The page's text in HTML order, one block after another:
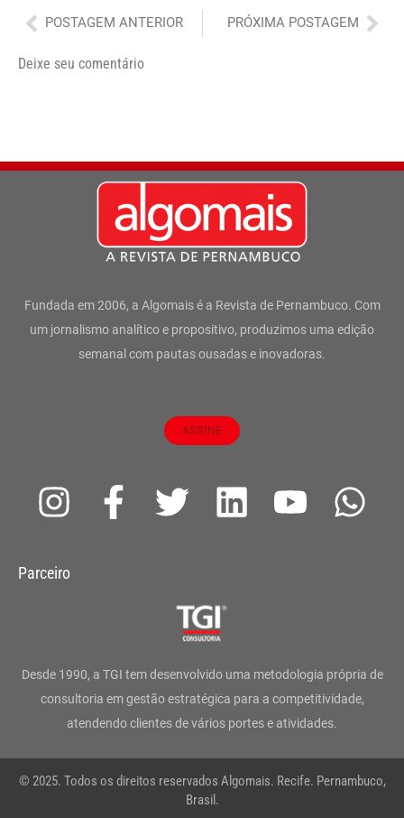
Anterior
POSTAGEM ANTERIOR PRÓXIMA POSTAGEM
Deixe seu comentário
Fundada em 2006, a Algomais é a Revista de Pernambuco. Com
um jornalismo analítico e propositivo, produzimos uma edição
semanal com pautas ousadas e inovadoras.
ASSINE
I
s
g
r
a
m
F
a
o
o
k
-
T
t
e
r
L
d
i
n
Y
b
e
W
a
p
Parceiro
Desde 1990, a TGI tem desenvolvido uma metodologia própria de
consultoria em gestão estratégica para a competitividade,
atendendo clientes de vários portes e atividades.
© 2025. Todos os direitos reservados Algomais. Recife. Pernambuco,
Brasil.